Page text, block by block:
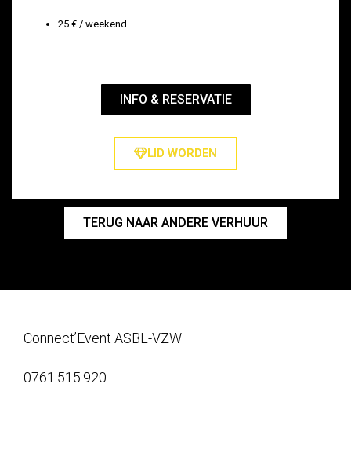
25 € / weekend
INFO & RESERVATIE
LID WORDEN
TERUG NAAR ANDERE VERHUUR
Connect’Event ASBL-VZW
0761.515.920